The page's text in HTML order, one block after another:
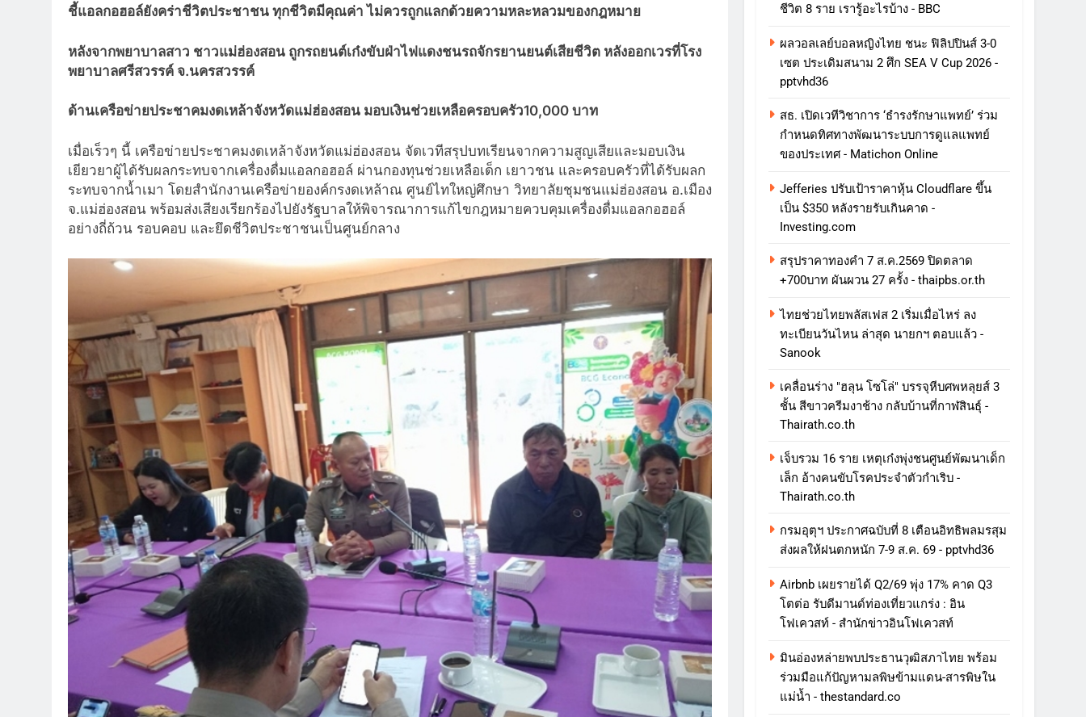
ชี้แอลกอฮอล์ยังคร่าชีวิตประชาชน ทุกชีวิตมีคุณค่า ไม่ควรถูกแลกด้วยความหละหลวมของกฎหมาย
หลังจากพยาบาลสาว ชาวแม่ฮ่องสอน ถูกรถยนต์เก๋งขับฝ่าไฟแดงชนรถจักรยานยนต์เสียชีวิต หลังออกเวรที่โรง
พยาบาลศรีสวรรค์ จ.นครสวรรค์
ด้านเครือข่ายประชาคมงดเหล้าจังหวัดแม่ฮ่องสอน มอบเงินช่วยเหลือครอบครัว10,000 บาท
เมื่อเร็วๆ นี้ เครือข่ายประชาคมงดเหล้าจังหวัดแม่ฮ่องสอน จัดเวทีสรุปบทเรียนจากความสูญเสียและมอบเงิน
เยียวยาผู้ได้รับผลกระทบจากเครื่องดื่มแอลกอฮอล์ ผ่านกองทุนช่วยเหลือเด็ก เยาวชน และครอบครัวที่ได้รับผลก
ระทบจากน้ำเมา โดยสำนักงานเครือข่ายองค์กรงดเหล้าณ ศูนย์ไทใหญ่ศึกษา วิทยาลัยชุมชนแม่ฮ่องสอน อ.เมือง
จ.แม่ฮ่องสอน พร้อมส่งเสียงเรียกร้องไปยังรัฐบาลให้พิจารณาการแก้ไขกฎหมายควบคุมเครื่องดื่มแอลกอฮอล์
อย่างถี่ถ้วน รอบคอบ และยึดชีวิตประชาชนเป็นศูนย์กลาง
ชีวิต 8 ราย เรารู้อะไรบ้าง - BBC
ผลวอลเลย์บอลหญิงไทย ชนะ ฟิลิปปินส์ 3-0
เซต ประเดิมสนาม 2 ศึก SEA V Cup 2026 -
pptvhd36
สธ. เปิดเวทีวิชาการ ‘ธำรงรักษาแพทย์’ ร่วม
กำหนดทิศทางพัฒนาระบบการดูแลแพทย์
ของประเทศ - Matichon Online
Jefferies ปรับเป้าราคาหุ้น Cloudflare ขึ้น
เป็น $350 หลังรายรับเกินคาด -
Investing.com
สรุปราคาทองคำ 7 ส.ค.2569 ปิดตลาด
+700บาท ผันผวน 27 ครั้ง - thaipbs.or.th
ไทยช่วยไทยพลัสเฟส 2 เริ่มเมื่อไหร่ ลง
ทะเบียนวันไหน ล่าสุด นายกฯ ตอบแล้ว -
Sanook
เคลื่อนร่าง "ฮลุน โซโล่" บรรจุหีบศพหลุยส์ 3
ชั้น สีขาวครีมงาช้าง กลับบ้านที่กาฬสินธุ์ -
Thairath.co.th
เจ็บรวม 16 ราย เหตุเก๋งพุ่งชนศูนย์พัฒนาเด็ก
เล็ก อ้างคนขับโรคประจำตัวกำเริบ -
Thairath.co.th
กรมอุตุฯ ประกาศฉบับที่ 8 เตือนอิทธิพลมรสุม
ส่งผลให้ฝนตกหนัก 7-9 ส.ค. 69 - pptvhd36
Airbnb เผยรายได้ Q2/69 พุ่ง 17% คาด Q3
โตต่อ รับดีมานด์ท่องเที่ยวแกร่ง : อิน
โฟเควสท์ - สำนักข่าวอินโฟเควสท์
มินอ่องหล่ายพบประธานวุฒิสภาไทย พร้อม
ร่วมมือแก้ปัญหามลพิษข้ามแดน-สารพิษใน
แม่น้ำ - thestandard.co